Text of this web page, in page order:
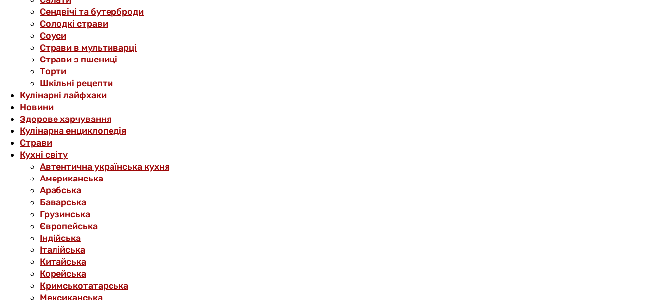
Сендвічі та бутерброди
Солодкі страви
Соуси
Страви в мультиварці
Страви з пшениці
Торти
Шкільні рецепти
Кулінарні лайфхаки
Новини
Здорове харчування
Кулінарна енциклопедія
Страви
Кухні світу
Автентична українська кухня
Американська
Арабська
Баварська
Грузинська
Європейська
Індійська
Італійська
Китайська
Корейська
Кримськотатарська
Мексиканська